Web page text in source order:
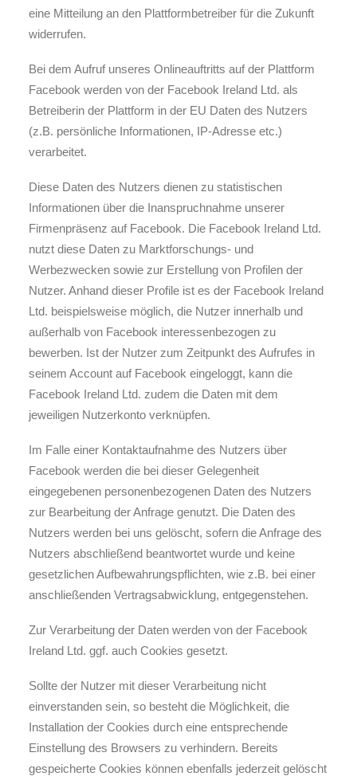
eine Mitteilung an den Plattformbetreiber für die Zukunft
widerrufen.
Bei dem Aufruf unseres Onlineauftritts auf der Plattform
Facebook werden von der Facebook Ireland Ltd. als
Betreiberin der Plattform in der EU Daten des Nutzers
(z.B. persönliche Informationen, IP-Adresse etc.)
verarbeitet.
Diese Daten des Nutzers dienen zu statistischen
Informationen über die Inanspruchnahme unserer
Firmenpräsenz auf Facebook. Die Facebook Ireland Ltd.
nutzt diese Daten zu Marktforschungs- und
Werbezwecken sowie zur Erstellung von Profilen der
Nutzer. Anhand dieser Profile ist es der Facebook Ireland
Ltd. beispielsweise möglich, die Nutzer innerhalb und
außerhalb von Facebook interessenbezogen zu
bewerben. Ist der Nutzer zum Zeitpunkt des Aufrufes in
seinem Account auf Facebook eingeloggt, kann die
Facebook Ireland Ltd. zudem die Daten mit dem
jeweiligen Nutzerkonto verknüpfen.
Im Falle einer Kontaktaufnahme des Nutzers über
Facebook werden die bei dieser Gelegenheit
eingegebenen personenbezogenen Daten des Nutzers
zur Bearbeitung der Anfrage genutzt. Die Daten des
Nutzers werden bei uns gelöscht, sofern die Anfrage des
Nutzers abschließend beantwortet wurde und keine
gesetzlichen Aufbewahrungspflichten, wie z.B. bei einer
anschließenden Vertragsabwicklung, entgegenstehen.
Zur Verarbeitung der Daten werden von der Facebook
Ireland Ltd. ggf. auch Cookies gesetzt.
Sollte der Nutzer mit dieser Verarbeitung nicht
einverstanden sein, so besteht die Möglichkeit, die
Installation der Cookies durch eine entsprechende
Einstellung des Browsers zu verhindern. Bereits
gespeicherte Cookies können ebenfalls jederzeit gelöscht